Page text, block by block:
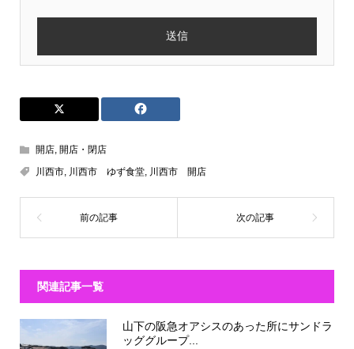
開店, 開店・閉店
川西市, 川西市 ゆず食堂, 川西市 開店
関連記事一覧
山下の阪急オアシスのあった所にサンドラ
ッググループ...